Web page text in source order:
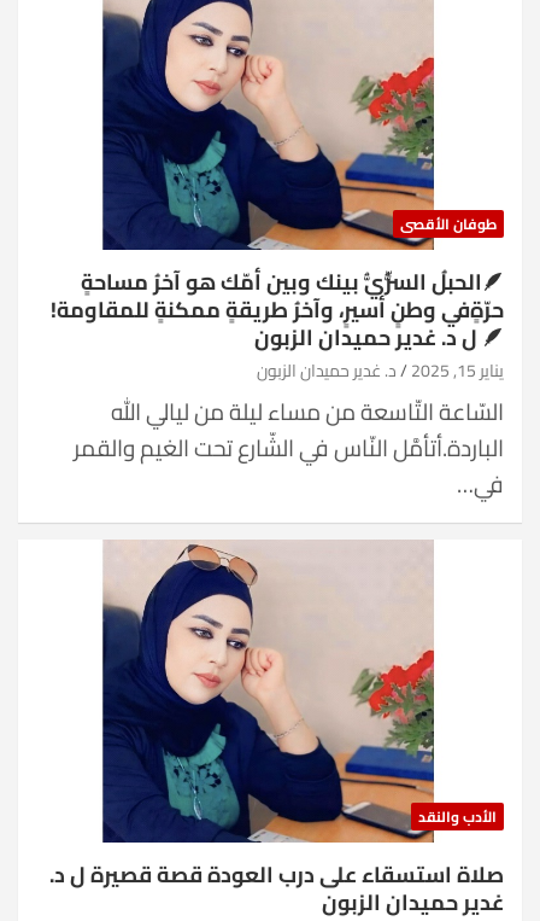
طوفان الأقصى
🪶الحبلُ السُّرِّيُّ بينك وبين أمّك هو آخرُ مساحةٍ
حرّةٍفي وطنٍ أسيرٍ، وآخرُ طريقةٍ ممكنةٍ للمقاومة!
🪶 ل د. غدير حميدان الزبون
يناير 15, 2025 د. غدير حميدان الزبون
السّاعة التّاسعة من مساء ليلة من ليالي الله
الباردة.أتأمَّل النّاس في الشّارع تحت الغيم والقمر
في…
الأدب والنقد
صلاة استسقاء على درب العودة قصة قصيرة ل د.
غدير حميدان الزبون